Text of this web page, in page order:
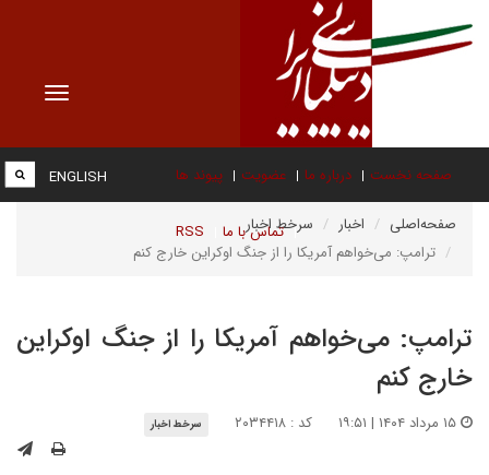
Toggle
صفحه نخست درباره ما عضویت پیوند ها
تماس با ما RSS
ENGLISH
صفحه‌اصلی اخبار
سرخط اخبار
ترامپ: می‌خواهم آمریکا را از جنگ اوکراین خارج کنم
ترامپ: می‌خواهم آمریکا را از جنگ اوکراین
خارج کنم
کد : ۲۰۳۴۴۱۸ سرخط اخبار